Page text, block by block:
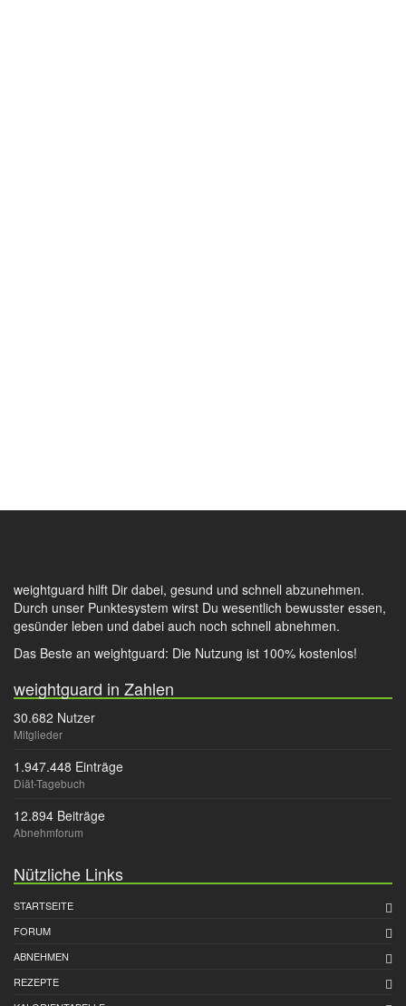
weightguard hilft Dir dabei, gesund und schnell abzunehmen.
Durch unser Punktesystem wirst Du wesentlich bewusster essen,
gesünder leben und dabei auch noch schnell abnehmen.
Das Beste an weightguard: Die Nutzung ist 100% kostenlos!
weightguard in Zahlen
30.682 Nutzer
Mitglieder
1.947.448 Einträge
Diät-Tagebuch
12.894 Beiträge
Abnehmforum
Nützliche Links
STARTSEITE
FORUM
ABNEHMEN
REZEPTE